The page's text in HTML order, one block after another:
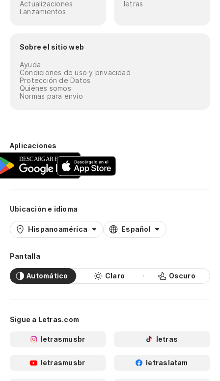
Actualizaciones
Lanzamientos
letras
Sobre el sitio web
Ayuda
Condiciones de uso y privacidad
Protección de Datos
Quiénes somos
Normas para envío
Aplicaciones
Ubicación e idioma
Hispanoamérica Español
Pantalla
Automático Claro Oscuro
Sigue a Letras.com
letrasmusbr letras
letrasmusbr letraslatam